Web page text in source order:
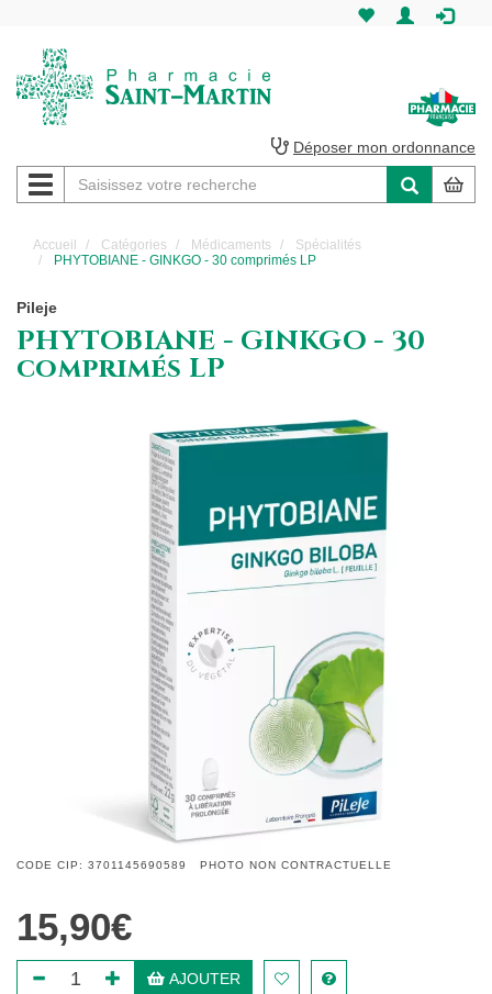
Martin
Pharmacie
Saint-
Amiens
Déposer mon ordonnance
Navigation
Accueil Catégories Médicaments
Spécialités
PHYTOBIANE - GINKGO - 30 comprimés LP
Pileje
PHYTOBIANE - GINKGO - 30
comprimés LP
CODE CIP: 3701145690589 PHOTO NON CONTRACTUELLE
15,90€
AJOUTER